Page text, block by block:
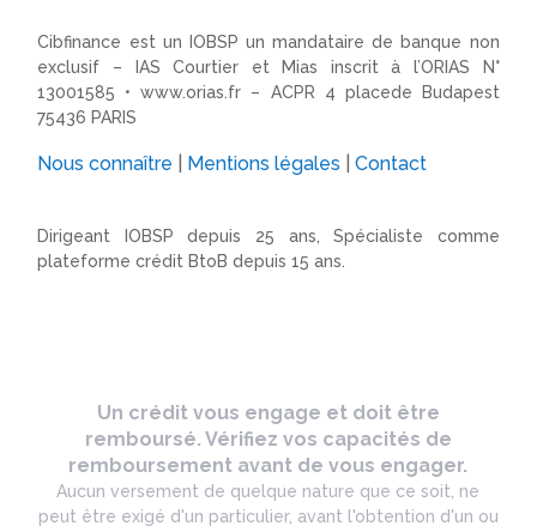
Cibfinance est un IOBSP un mandataire de banque non
exclusif – IAS Courtier et Mias inscrit à l’ORIAS N°
13001585 •www.orias.fr – ACPR 4 placede Budapest
75436 PARIS
Nous connaître Mentions légales |Contact
Dirigeant IOBSP depuis 25 ans, Spécialiste comme
plateforme crédit BtoB depuis 15 ans.
Un crédit vous engage et doit être
remboursé. Vérifiez vos capacités de
remboursement avant de vous engager.
Aucun versement de quelque nature que ce soit, ne
peut être exigé d'un particulier, avant l'obtention d'un ou